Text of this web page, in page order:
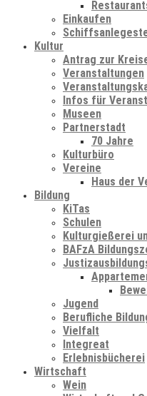
Einkaufen
Kultur
Antrag zur
Veranstaltungen
Infos für
Museen
Partnerstadt
70 Jahre
Kulturbüro
Vereine
Haus der
Bildung
KiTas
Schulen
Kulturgießerei
BAFzA
Jugend
Berufliche
Vielfalt
Integreat
Erlebnisbücherei
Wirtschaft
Wein